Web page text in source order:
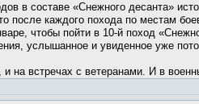
в составе «Снежного десанта»
каждого похода по местам
чтобы пойти в 10-й поход
услышанное и увиденное уже
на встречах с ветеранами. И в